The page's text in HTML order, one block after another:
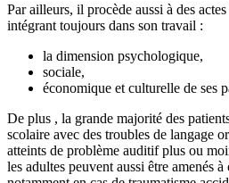
Par ailleurs, il procède aussi à des
intégrant toujours dans son travail :
la dimension psychologique,
sociale,
économique et culturelle de ses
De plus , la grande majorité des
scolaire avec des troubles de langage
atteints de problème auditif plus ou
les adultes peuvent aussi être amenés